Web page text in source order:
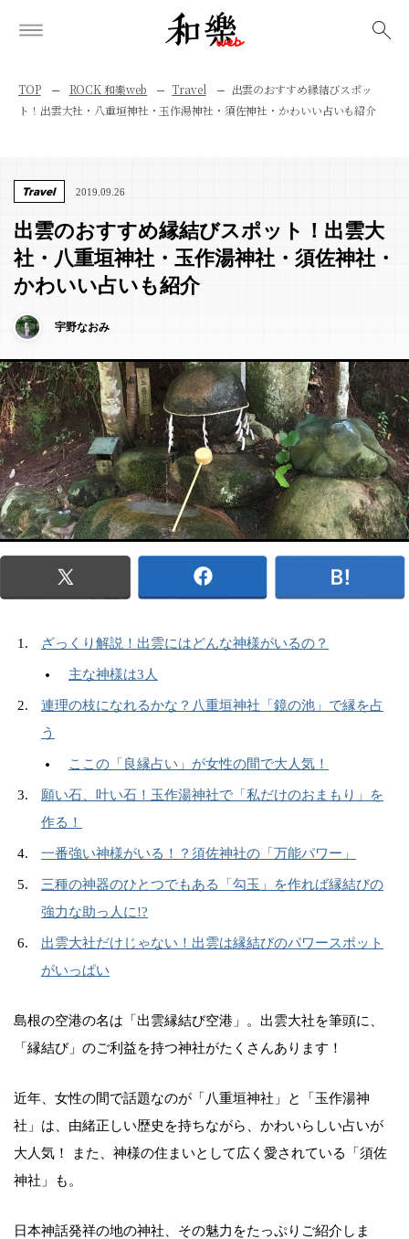
TOP ROCK 和樂web Travel
出雲のおすすめ縁結びスポッ
ト！出雲大社・八重垣神社・玉作湯神社・須佐神社・かわいい占いも紹介
Travel 2019.09.26
出雲のおすすめ縁結びスポット！出雲大
社・八重垣神社・玉作湯神社・須佐神社・
かわいい占いも紹介
宇野なおみ
ざっくり解説！出雲にはどんな神様がいるの？
主な神様は3人
連理の枝になれるかな？八重垣神社「鏡の池」で縁を占
う
ここの「良縁占い」が女性の間で大人気！
願い石、叶い石！玉作湯神社で「私だけのおまもり」を
作る！
一番強い神様がいる！？須佐神社の「万能パワー」
三種の神器のひとつでもある「勾玉」を作れば縁結びの
強力な助っ人に!?
出雲大社だけじゃない！出雲は縁結びのパワースポット
がいっぱい
島根の空港の名は「出雲縁結び空港」。出雲大社を筆頭に、
「縁結び」のご利益を持つ神社がたくさんあります！
近年、女性の間で話題なのが「八重垣神社」と「玉作湯神
社」は、由緒正しい歴史を持ちながら、かわいらしい占いが
大人気！ また、神様の住まいとして広く愛されている「須佐
神社」も。
日本神話発祥の地の神社、その魅力をたっぷりご紹介しま